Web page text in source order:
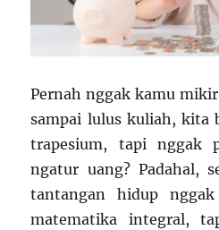
Pernah nggak kamu
sampai lulus kuliah, kita
trapesium, tapi nggak
ngatur uang? Padahal,
tantangan hidup
matematika integral,